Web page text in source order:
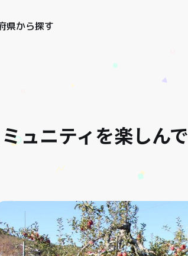
県から探す
ュニティを楽しんで